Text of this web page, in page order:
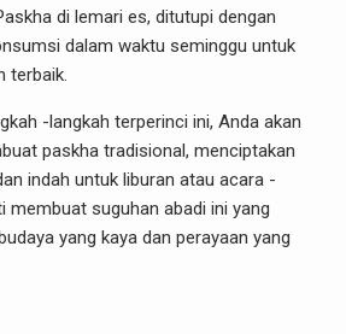
di lemari es, ditutupi dengan
dalam waktu seminggu untuk
terbaik.
-langkah terperinci ini, Anda akan
paskha tradisional, menciptakan
indah untuk liburan atau acara -
membuat suguhan abadi ini yang
yang kaya dan perayaan yang